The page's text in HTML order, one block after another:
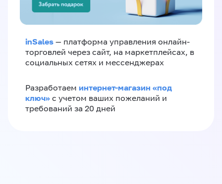
inSales — платформа управления онлайн-
торговлей через сайт, на маркетплейсах, в
социальных сетях и мессенджерах
Разработаем интернет-магазин «‎под
ключ»‎ с учетом ваших пожеланий и
требований за 20 дней